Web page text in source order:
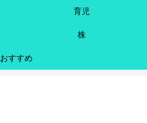
育児
株
おすすめ